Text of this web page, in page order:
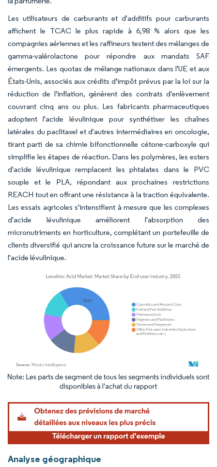
Les utilisateurs de carburants et d'additifs pour carburants
affichent le TCAC le plus rapide à 6,98 % alors que les
compagnies aériennes et les raffineurs testent des mélanges de
gamma-valérolactone pour répondre aux mandats SAF
émergents. Les quotas de mélange nationaux dans l'UE et aux
États-Unis, associés aux crédits d'impôt prévus par la loi sur la
réduction de l'inflation, génèrent des contrats d'enlèvement
couvrant cinq ans ou plus. Les fabricants pharmaceutiques
adoptent l'acide lévulinique pour synthétiser les chaînes
latérales du paclitaxel et d'autres intermédiaires en oncologie,
tirant parti de sa chimie bifonctionnelle cétone-carboxyle qui
simplifie les étapes de réaction. Dans les polymères, les esters
d'acide lévulinique remplacent les phtalates dans le PVC
souple et le PLA, répondant aux prochaines restrictions
REACH tout en offrant une résistance à la traction équivalente.
Les essais agricoles s'intensifient à mesure que les complexes
d'acide lévulinique améliorent l'absorption des
micronutriments en horticulture, complétant un portefeuille de
clients diversifié qui ancre la croissance future sur le marché de
l'acide lévulinique.
Image © Mordor Intelligence. La réutilisation nécessite une attribution sous CC BY
Analyse géographique